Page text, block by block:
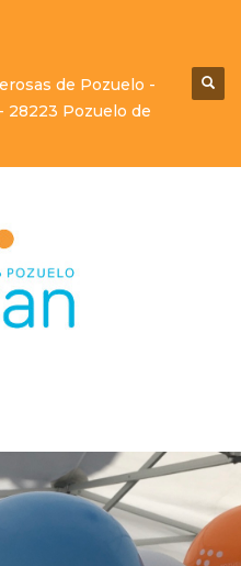
de Pozuelo -
28223 Pozuelo de